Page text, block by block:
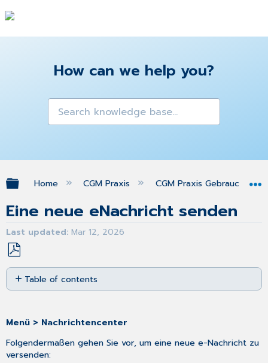
How can we help you?
Expand/collapse global hierarchy
Home CGM Praxis CGM Praxis
Eine neue eNachricht senden
Last updated Mar 12, 2026
Save
as
PDF
Table of contents
No
Menü > Nachrichtencenter
Folgendermaßen gehen Sie vor, um eine neue e-Nachricht zu
versenden: